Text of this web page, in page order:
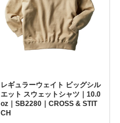
レギュラーウェイト ビッグシル
エット スウェットシャツ｜10.0
oz｜SB2280｜CROSS & STIT
CH